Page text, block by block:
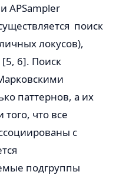
APSampler
поиск
локусов),
6]. Поиск
паттернов, а их
что все
с
подгруппы